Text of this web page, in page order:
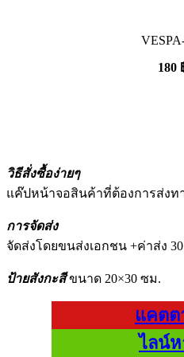
180
วิธีสั่งซื้อง่ายๆ
แค๊ปหน้าจอสินค้าที่ต้องการส่งท
การจัดส่ง
จัดส่งโดยขนส่งเอกชน +ค่าส่ง
ป้ายสังกะสีขนาด 20×30 ซม.
แคตต
ไลน์ห